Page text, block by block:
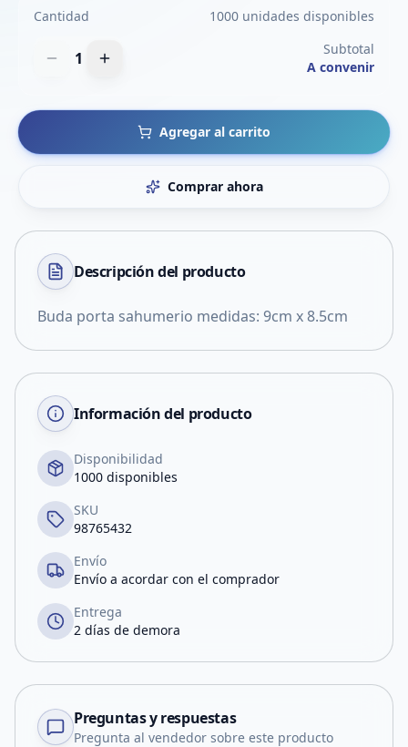
Cantidad 1000 unidades disponibles
1
Subtotal
A convenir
Agregar al carrito
Comprar ahora
Descripción del producto
Buda porta sahumerio medidas: 9cm x 8.5cm
Información del producto
Disponibilidad
1000 disponibles
SKU
98765432
Envío
Envío a acordar con el comprador
Entrega
2 días de demora
Preguntas y respuestas
Pregunta al vendedor sobre este producto